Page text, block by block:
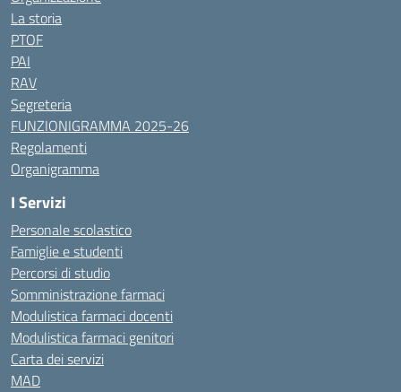
La storia
PTOF
PAI
RAV
Segreteria
FUNZIONIGRAMMA 2025-26
Regolamenti
Organigramma
I Servizi
Personale scolastico
Famiglie e studenti
Percorsi di studio
Somministrazione farmaci
Modulistica farmaci docenti
Modulistica farmaci genitori
Carta dei servizi
MAD